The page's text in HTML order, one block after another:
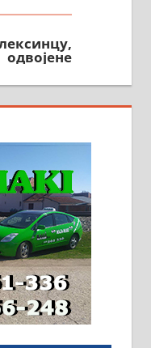
другу.
Две
путу, на
7 ари.
25
нова,
160
Зеленом
Могућа